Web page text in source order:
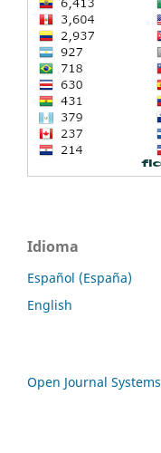
Idioma
Español (España)
English
Open Journal Systems